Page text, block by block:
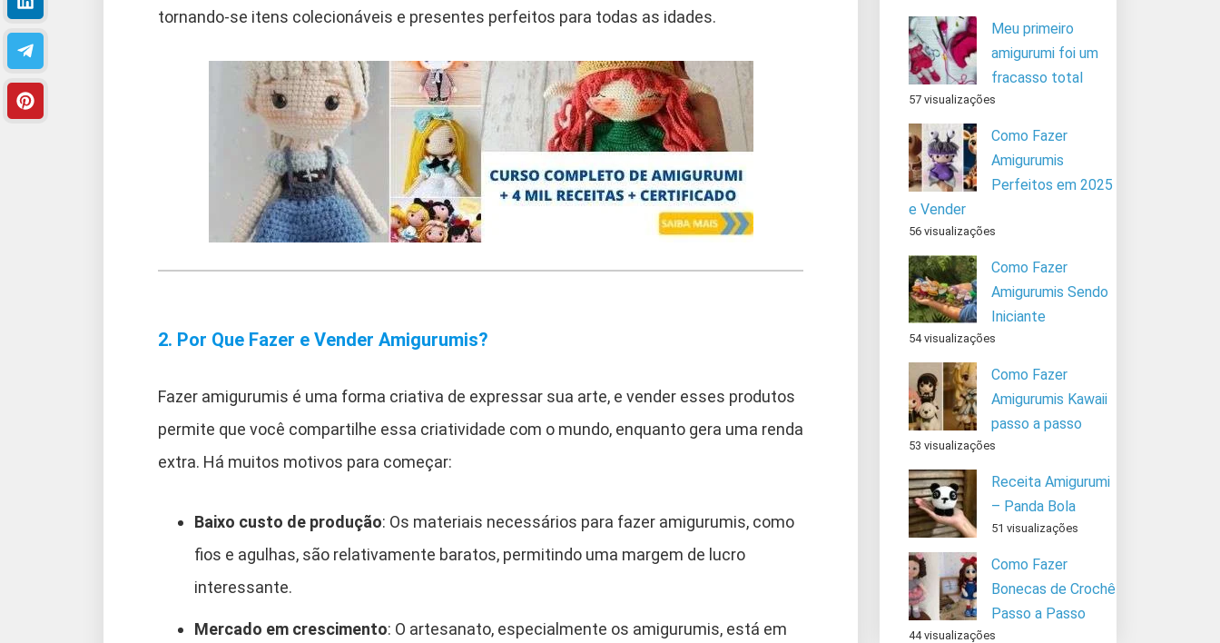
tornando-se itens colecionáveis e presentes perfeitos para todas as idades.
2. Por Que Fazer e Vender Amigurumis?
Fazer amigurumis é uma forma criativa de expressar sua arte, e vender esses produtos
permite que você compartilhe essa criatividade com o mundo, enquanto gera uma renda
extra. Há muitos motivos para começar:
Baixo custo de produção: Os materiais necessários para fazer amigurumis, como
fios e agulhas, são relativamente baratos, permitindo uma margem de lucro
interessante.
Mercado em crescimento: O artesanato, especialmente os amigurumis, está em
Meu primeiro
amigurumi foi um
fracasso total
57 visualizações
Como Fazer
Amigurumis
Perfeitos em 2025
e Vender
56 visualizações
Como Fazer
Amigurumis Sendo
Iniciante
54 visualizações
Como Fazer
Amigurumis Kawaii
passo a passo
53 visualizações
Receita Amigurumi
– Panda Bola
51 visualizações
Como Fazer
Bonecas de Crochê
Passo a Passo
44 visualizações